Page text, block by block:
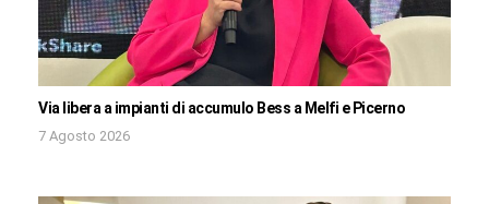
Via libera a impianti di accumulo Bess a Melfi e Picerno
7 Agosto 2026